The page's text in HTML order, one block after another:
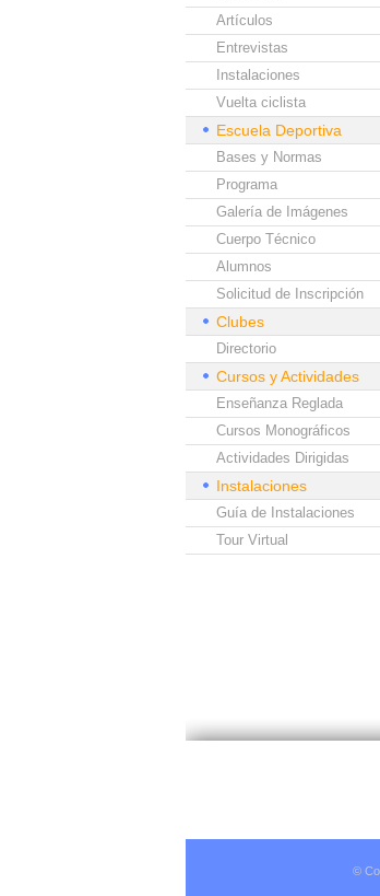
Artículos
Entrevistas
Instalaciones
Vuelta ciclista
Escuela Deportiva
Bases y Normas
Programa
Galería de Imágenes
Cuerpo Técnico
Alumnos
Solicitud de Inscripción
Clubes
Directorio
Cursos y Actividades
Enseñanza Reglada
Cursos Monográficos
Actividades Dirigidas
Instalaciones
Guía de Instalaciones
Tour Virtual
©